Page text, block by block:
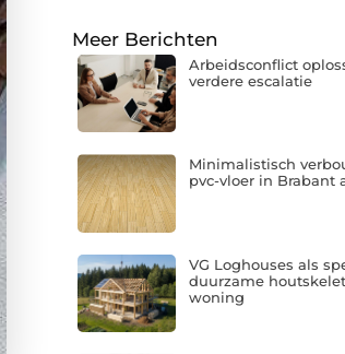
Meer Berichten
Arbeidsconflict
verdere escalatie
Minimalistisch
pvc-vloer in Brabant
VG Loghouses als
duurzame
woning